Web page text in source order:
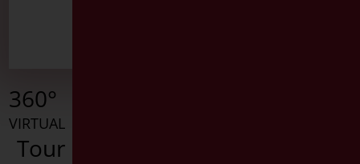
360°
VIRTUAL
Tour